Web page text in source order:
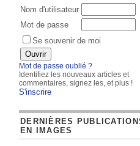
Nom d'utilisateur
Mot de passe
Se souvenir de moi
Mot de passe oublié ?
Identifiez les nouveaux articles et
commentaires, signez les, et plus !
S'inscrire
DERNIÈRES
EN IMAGES